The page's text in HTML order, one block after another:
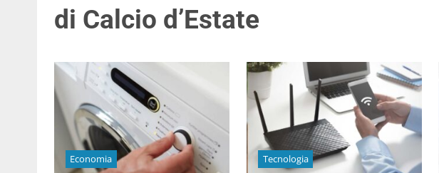
di Calcio d’Estate
Economia Tecnologia